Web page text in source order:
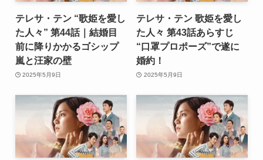
テレサ・テン “歌姫を愛し
た人々” 第44話｜結婚目
前に降りかかるゴシップ
嵐と汪家の壁
2025年5月9日
テレサ・テン 歌姫を愛し
た人々 第43話あらすじ
“口罩プロポーズ”で遂に
婚約！
2025年5月9日